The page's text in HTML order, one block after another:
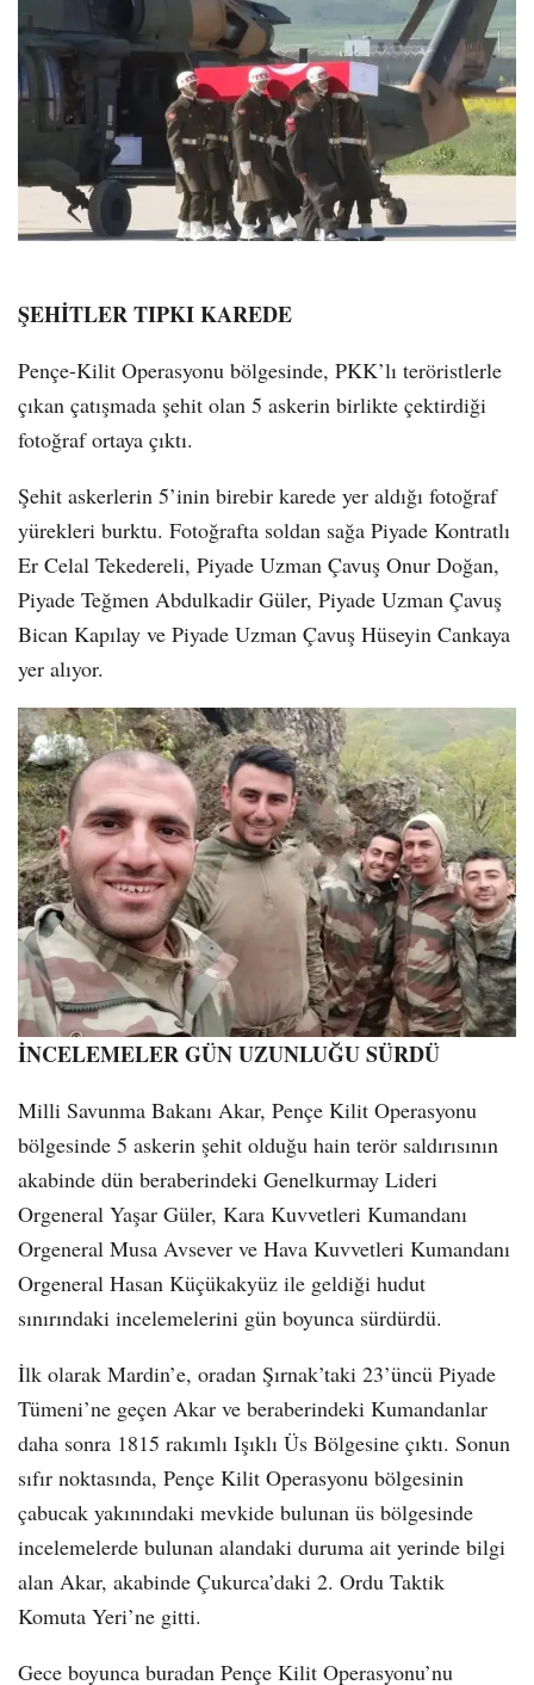
ŞEHİTLER TIPKI KAREDE
Pençe-Kilit Operasyonu bölgesinde, PKK’lı teröristlerle
çıkan çatışmada şehit olan 5 askerin birlikte çektirdiği
fotoğraf ortaya çıktı.
Şehit askerlerin 5’inin birebir karede yer aldığı fotoğraf
yürekleri burktu. Fotoğrafta soldan sağa Piyade Kontratlı
Er Celal Tekedereli, Piyade Uzman Çavuş Onur Doğan,
Piyade Teğmen Abdulkadir Güler, Piyade Uzman Çavuş
Bican Kapılay ve Piyade Uzman Çavuş Hüseyin Cankaya
yer alıyor.
İNCELEMELER GÜN UZUNLUĞU SÜRDÜ
Milli Savunma Bakanı Akar, Pençe Kilit Operasyonu
bölgesinde 5 askerin şehit olduğu hain terör saldırısının
akabinde dün beraberindeki Genelkurmay Lideri
Orgeneral Yaşar Güler, Kara Kuvvetleri Kumandanı
Orgeneral Musa Avsever ve Hava Kuvvetleri Kumandanı
Orgeneral Hasan Küçükakyüz ile geldiği hudut
sınırındaki incelemelerini gün boyunca sürdürdü.
İlk olarak Mardin’e, oradan Şırnak’taki 23’üncü Piyade
Tümeni’ne geçen Akar ve beraberindeki Kumandanlar
daha sonra 1815 rakımlı Işıklı Üs Bölgesine çıktı. Sonun
sıfır noktasında, Pençe Kilit Operasyonu bölgesinin
çabucak yakınındaki mevkide bulunan üs bölgesinde
incelemelerde bulunan alandaki duruma ait yerinde bilgi
alan Akar, akabinde Çukurca’daki 2. Ordu Taktik
Komuta Yeri’ne gitti.
Gece boyunca buradan Pençe Kilit Operasyonu’nu